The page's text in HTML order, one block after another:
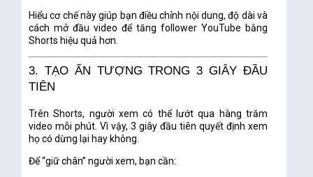
Hiểu cơ chế này giúp bạn điều chỉnh nội dung, độ dài và
cách mở đầu video đểtăng follower YouTube bằng
Shorts hiệu quả hơn.
3. TẠO ẤN TƯỢNG TRONG 3 GIÂY ĐẦU
TIÊN
Trên Shorts, người xem có thể lướt qua hàng trăm
video mỗi phút. Vì vậy, 3 giây đầu tiên quyết định xem
họ có dừng lại hay không.
Để “giữ chân” người xem, bạn cần: